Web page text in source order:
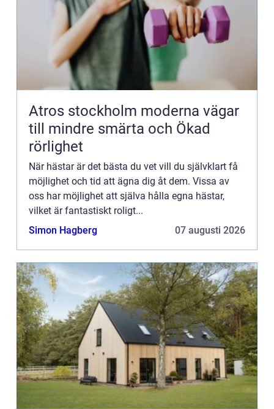
Atros stockholm moderna vägar
till mindre smärta och Ökad
rörlighet
När hästar är det bästa du vet vill du självklart få
möjlighet och tid att ägna dig åt dem. Vissa av
oss har möjlighet att själva hålla egna hästar,
vilket är fantastiskt roligt...
Simon Hagberg
07 augusti 2026